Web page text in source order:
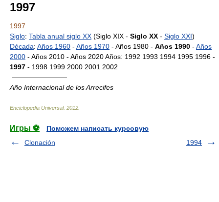
1997
1997
Siglo: Tabla anual siglo XX (Siglo XIX - Siglo XX - Siglo XXI)
Década: Años 1960 - Años 1970 - Años 1980 - Años 1990 - Años
2000 - Años 2010 - Años 2020 Años: 1992 1993 1994 1995 1996 -
1997 - 1998 1999 2000 2001 2002
————————
Año Internacional de los Arrecifes
Enciclopedia Universal. 2012
Игры ⚽
Поможем написать курсовую
Clonación
1994